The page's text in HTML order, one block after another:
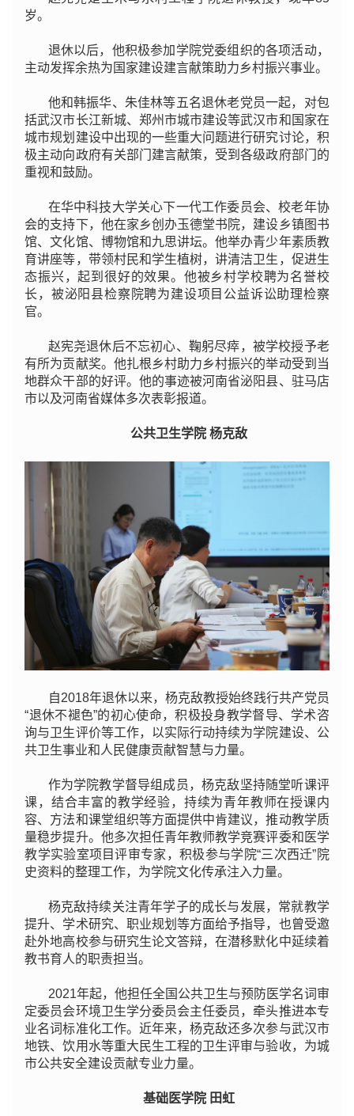
岁。
退休以后，他积极参加学院党委组织的各项活动，
主动发挥余热为国家建设建言献策助力乡村振兴事业。
他和韩振华、朱佳林等五名退休老党员一起，对包
括武汉市长江新城、郑州市城市建设等武汉市和国家在
城市规划建设中出现的一些重大问题进行研究讨论，积
极主动向政府有关部门建言献策，受到各级政府部门的
重视和鼓励。
在华中科技大学关心下一代工作委员会、校老年协
会的支持下，他在家乡创办玉德堂书院，建设乡镇图书
馆、文化馆、博物馆和九思讲坛。他举办青少年素质教
育讲座等，带领村民和学生植树，讲清洁卫生，促进生
态振兴，起到很好的效果。他被乡村学校聘为名誉校
长，被泌阳县检察院聘为建设项目公益诉讼助理检察
官。
赵宪尧退休后不忘初心、鞠躬尽瘁，被学校授予老
有所为贡献奖。他扎根乡村助力乡村振兴的举动受到当
地群众干部的好评。他的事迹被河南省泌阳县、驻马店
市以及河南省媒体多次表彰报道。
公共卫生学院 杨克敌
自2018年退休以来，杨克敌教授始终践行共产党员
“退休不褪色”的初心使命，积极投身教学督导、学术咨
询与卫生评价等工作，以实际行动持续为学院建设、公
共卫生事业和人民健康贡献智慧与力量。
作为学院教学督导组成员，杨克敌坚持随堂听课评
课，结合丰富的教学经验，持续为青年教师在授课内
容、方法和课堂组织等方面提供中肯建议，推动教学质
量稳步提升。他多次担任青年教师教学竞赛评委和医学
教学实验室项目评审专家，积极参与学院“三次西迁”院
史资料的整理工作，为学院文化传承注入力量。
杨克敌持续关注青年学子的成长与发展，常就教学
提升、学术研究、职业规划等方面给予指导，也曾受邀
赴外地高校参与研究生论文答辩，在潜移默化中延续着
教书育人的职责担当。
2021年起，他担任全国公共卫生与预防医学名词审
定委员会环境卫生学分委员会主任委员，牵头推进本专
业名词标准化工作。近年来，杨克敌还多次参与武汉市
地铁、饮用水等重大民生工程的卫生评审与验收，为城
市公共安全建设贡献专业力量。
基础医学院 田虹